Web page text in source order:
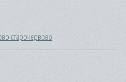
старочервово